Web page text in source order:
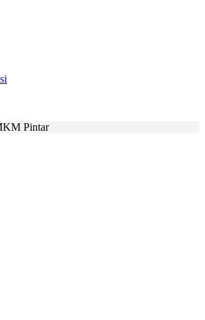
Pintar